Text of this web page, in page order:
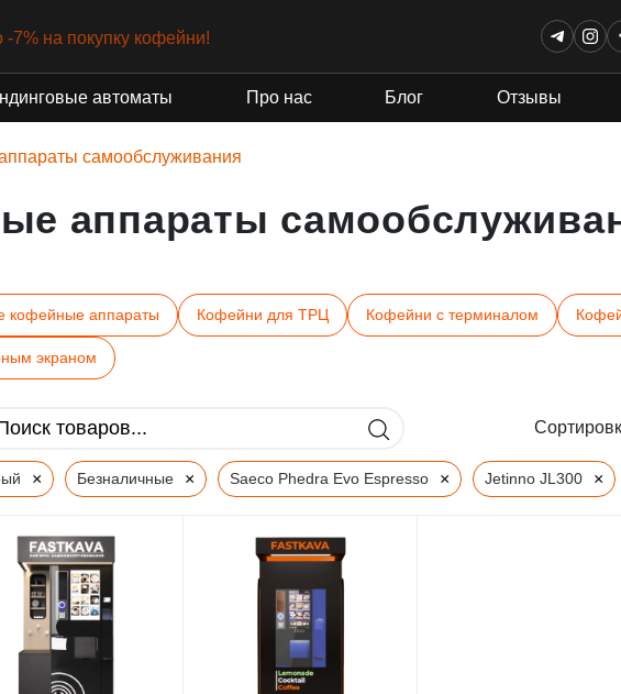
-7% на покупку кофейни!
автоматы Про нас Блог Отзывы
самообслуживания
аппараты
кофейные аппараты Кофейни для ТРЦ Кофейни с терминалом
экраном
× Безналичные × Saeco Phedra Evo Espresso × Jetinno JL300 ×